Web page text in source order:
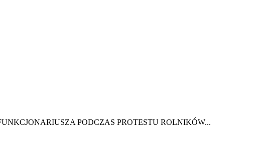
PODCZAS PROTESTU ROLNIKÓW...